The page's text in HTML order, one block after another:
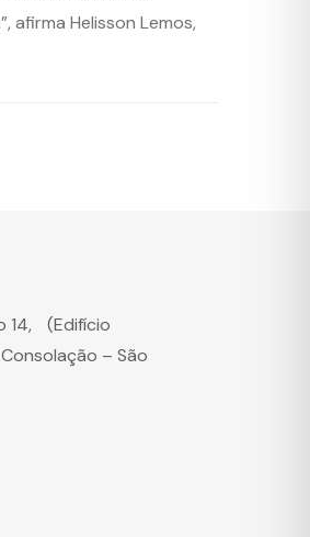
afirma Helisson Lemos,
14, (Edifício
– São